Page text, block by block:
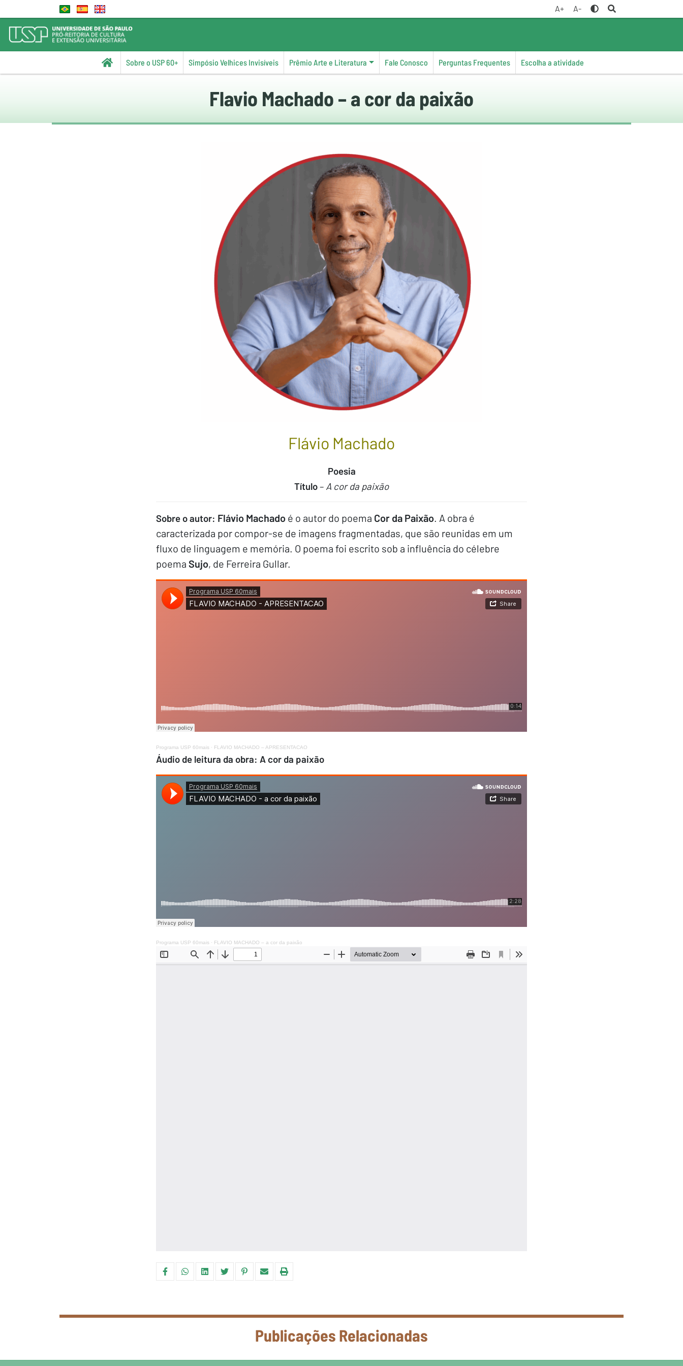
A+ A-
Sobre o USP 60+ Simpósio Velhices Invisíveis Prêmio Arte e Literatura Fale Conosco Perguntas Frequentes Escolha a atividade
Flavio Machado – a cor da paixão
Flávio Machado
Poesia
Título– A cor da paixão
Sobre o autor: Flávio Machado é o autor do poema Cor da Paixão. A obra é
caracterizada por compor-se de imagens fragmentadas, que são reunidas em um
fluxo de linguagem e memória. O poema foi escrito sob a influência do célebre
poema Sujo, de Ferreira Gullar.
Programa USP 60mais · FLAVIO MACHADO – APRESENTACAO
Áudio de leitura da obra: A cor da paixão
Programa USP 60mais · FLAVIO MACHADO – a cor da paixão
Publicações Relacionadas